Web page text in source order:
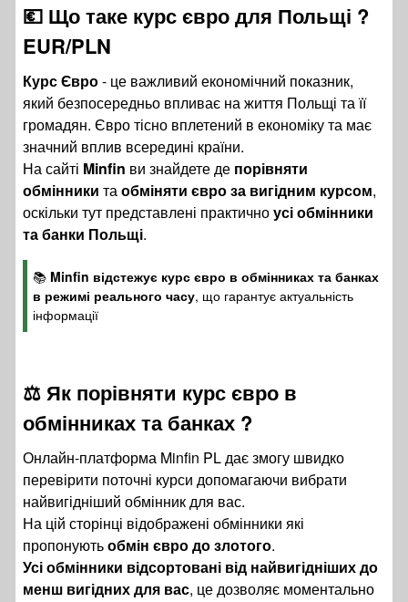
💶 Що таке курс євро для Польщі ?
EUR/PLN
Курс Євро- це важливий економічний показник,
який безпосередньо впливає на життя Польщі та її
громадян. Євро тісно вплетений в економіку та має
значний вплив всередині країни.
На сайті Minfin ви знайдете де порівняти
обмінники таобміняти євро за вигідним курсом,
оскільки тут представлені практичноусі обмінники
та банки Польщі.
📚 Minfin відстежує курс євро в обмінниках та банках
в режимі реального часу, що гарантує актуальність
інформації
⚖️ Як порівняти курс євро в
обмінниках та банках ?
Онлайн-платформа Minfin PL дає змогу швидко
перевірити поточні курси допомагаючи вибрати
найвигідніший обмінник для вас.
На цій сторінці відображені обмінники які
пропонуютьобмін євро до злотого.
Усі обмінники відсортовані від найвигідніших до
менш вигідних для вас, це дозволяє моментально